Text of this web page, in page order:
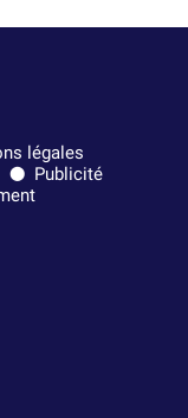
légales
Publicité